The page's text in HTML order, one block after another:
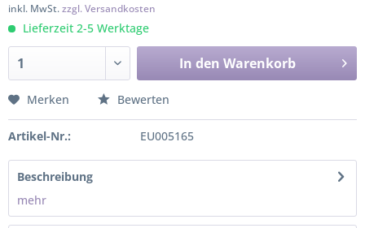
inkl. MwSt.zzgl. Versandkosten
Lieferzeit 2-5 Werktage
In den Warenkorb
Merken Bewerten
Artikel-Nr.: EU005165
Beschreibung
mehr